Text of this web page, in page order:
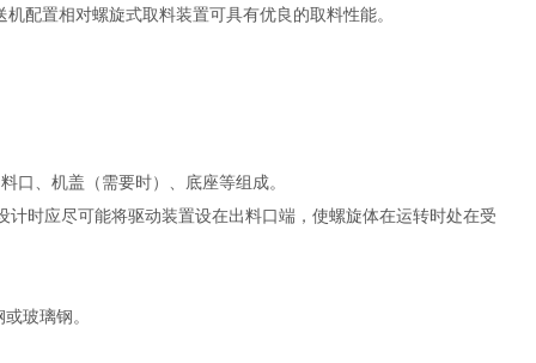
配置相对螺旋式取料装置可具有优良的取料性能。
口、机盖（需要时）、底座等组成。
时应尽可能将驱动装置设在出料口端，使螺旋体在运转时处在受
玻璃钢。